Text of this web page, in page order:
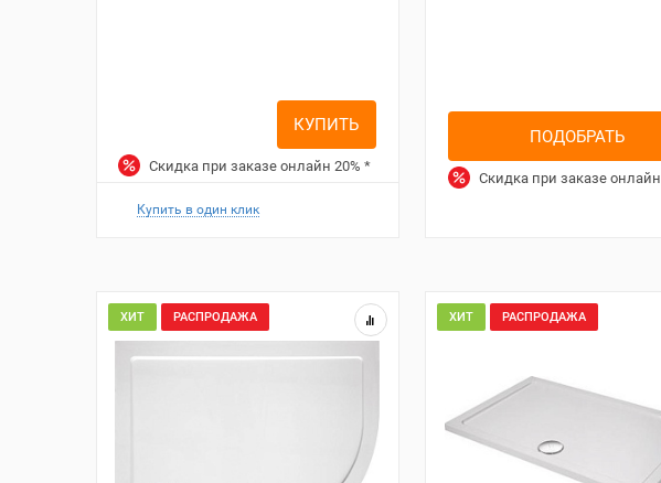
КУПИТЬ
Скидка при заказе онлайн20%*
Купить в один клик
ПОДОБРАТЬ
Скидка при заказе онлайн
ХИТ РАСПРОДАЖА ХИТ РАСПРОДАЖА